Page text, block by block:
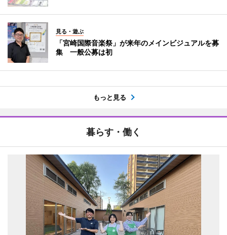
見る・遊ぶ
「宮崎国際音楽祭」が来年のメインビジュアルを募
集 一般公募は初
もっと見る
暮らす・働く